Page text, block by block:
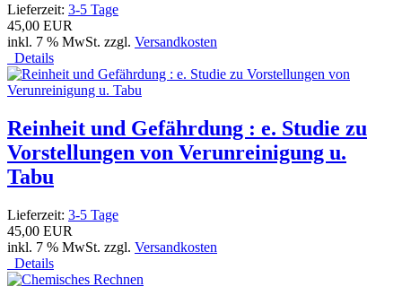
Lieferzeit: 3-5 Tage
45,00 EUR
inkl. 7 % MwSt. zzgl. Versandkosten
Details
Reinheit und Gefährdung : e. Studie zu
Vorstellungen von Verunreinigung u.
Tabu
Lieferzeit: 3-5 Tage
45,00 EUR
inkl. 7 % MwSt. zzgl. Versandkosten
Details